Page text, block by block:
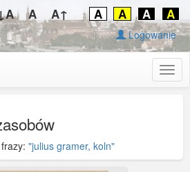
A A↑ A A A A
Logowanie
"julius gramer, koln"